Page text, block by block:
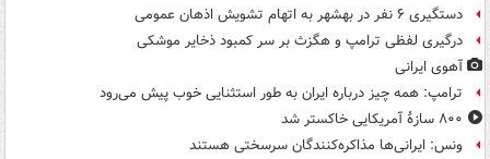
دستگیری ۶ نفر در بهشهر به اتهام تشویش اذهان عمومی
درگیری لفظی ترامپ و هگزث بر سر کمبود ذخایر موشکی
آهوی ایرانی
ترامپ: همه چیز درباره ایران به طور استثنایی خوب پیش می‌رود
۸۰۰ سازۀ آمریکایی خاکستر شد
ونس: ایرانی‌ها مذاکره‌کنندگان سرسختی هستند